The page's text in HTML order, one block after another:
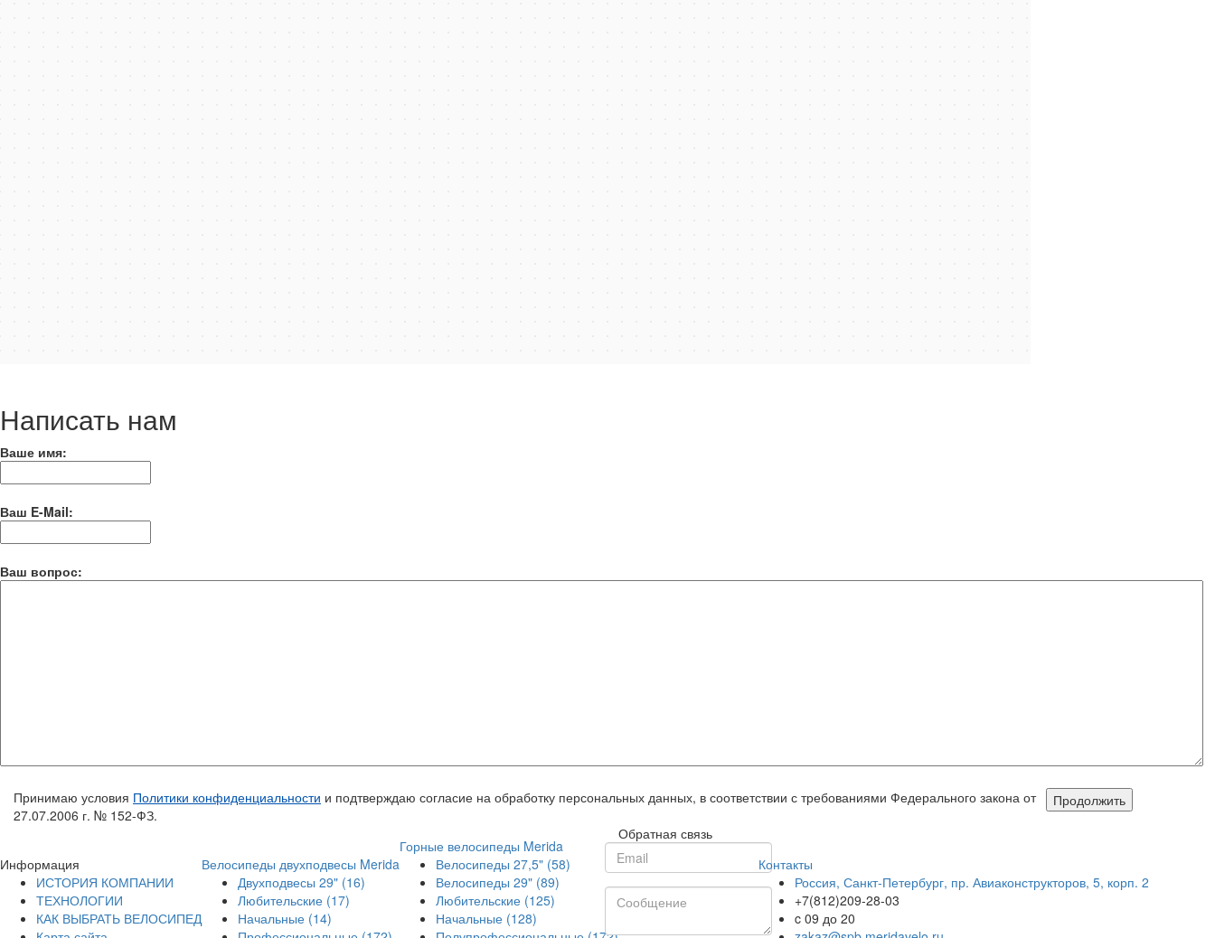
Написать нам
Ваше имя:
Ваш E-Mail:
Ваш вопрос:
Принимаю условия Политики конфиденциальности и подтверждаю согласие на обработку персональных данных, в соответствии с требованиями Федерального закона от
27.07.2006 г. № 152-ФЗ.
Информация
ИСТОРИЯ КОМПАНИИ
ТЕХНОЛОГИИ
КАК ВЫБРАТЬ ВЕЛОСИПЕД
Велосипеды двухподвесы Merida
Двухподвесы 29" (16)
Любительские (17)
Начальные (14)
Горные велосипеды Merida
Велосипеды 27,5" (58)
Велосипеды 29" (89)
Любительские (125)
Начальные (128)
Обратная связь
Контакты
Россия, Санкт-Петербург, пр. Авиаконструкторов, 5, корп. 2
+7(812)209-28-03
c 09 до 20